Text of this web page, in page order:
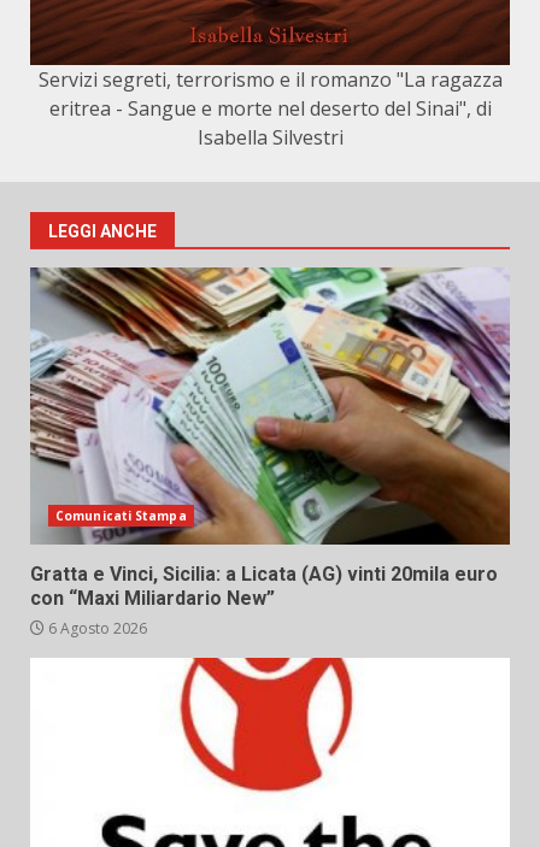
Servizi segreti, terrorismo e il romanzo "La ragazza
eritrea - Sangue e morte nel deserto del Sinai", di
Isabella Silvestri
LEGGI ANCHE
Comunicati Stampa
Gratta e Vinci, Sicilia: a Licata (AG) vinti 20mila euro
con “Maxi Miliardario New”
6 Agosto 2026